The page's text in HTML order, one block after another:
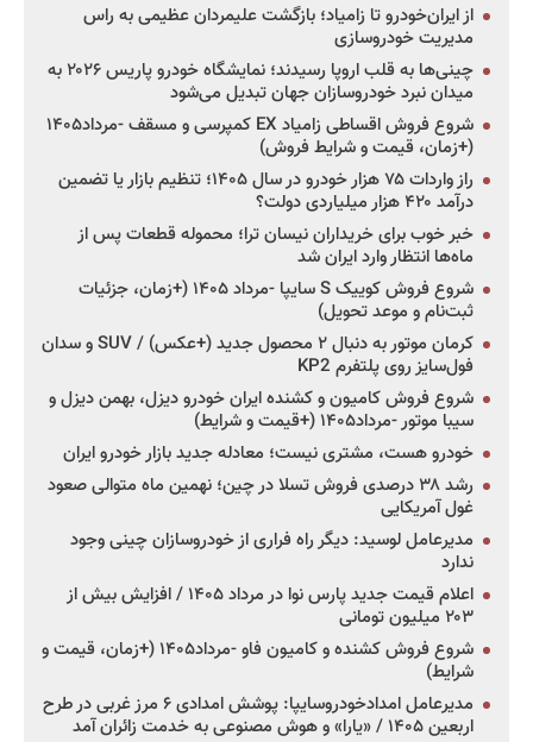
از ایران‌خودرو تا زامیاد؛ بازگشت علیمردان عظیمی به راس
مدیریت خودروسازی
چینی‌ها به قلب اروپا رسیدند؛ نمایشگاه خودرو پاریس ۲۰۲۶ به
میدان نبرد خودروسازان جهان تبدیل می‌شود
شروع فروش اقساطی زامیاد EX کمپرسی و مسقف -مرداد۱۴۰۵
(+زمان، قیمت و شرایط فروش)
راز واردات ۷۵ هزار خودرو در سال ۱۴۰۵؛ تنظیم بازار یا تضمین
درآمد ۴۲۰ هزار میلیاردی دولت؟
خبر خوب برای خریداران نیسان ترا؛ محموله قطعات پس از
ماه‌ها انتظار وارد ایران شد
شروع فروش کوییک S سایپا -مرداد ۱۴۰۵ (+زمان، جزئیات
ثبت‌نام و موعد تحویل)
کرمان موتور به دنبال ۲ محصول جدید (+عکس) / SUV و سدان
فول‌سایز روی پلتفرم KP2
شروع فروش کامیون و کشنده ایران خودرو دیزل، بهمن دیزل و
سیبا موتور -مرداد۱۴۰۵ (+قیمت و شرایط)
خودرو هست، مشتری نیست؛ معادله جدید بازار خودرو ایران
رشد ۳۸ درصدی فروش تسلا در چین؛ نهمین ماه متوالی صعود
غول آمریکایی
مدیرعامل لوسید: دیگر راه فراری از خودروسازان چینی وجود
ندارد
اعلام قیمت جدید پارس نوا در مرداد ۱۴۰۵ / افزایش بیش از
۲۰۳ میلیون تومانی
شروع فروش کشنده و کامیون فاو -مرداد۱۴۰۵ (+زمان، قیمت و
شرایط)
مدیرعامل امدادخودروسایپا: پوشش امدادی ۶ مرز غربی در طرح
اربعین ۱۴۰۵ / «یارا» و هوش مصنوعی به خدمت زائران آمد